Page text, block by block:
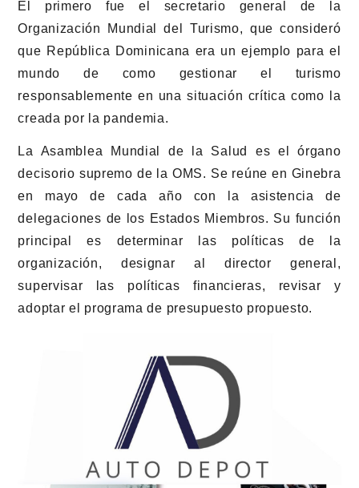
El primero fue el secretario general de la
Organización Mundial del Turismo, que consideró
que República Dominicana era un ejemplo para el
mundo de como gestionar el turismo
responsablemente en una situación crítica como la
creada por la pandemia.
La Asamblea Mundial de la Salud es el órgano
decisorio supremo de la OMS. Se reúne en Ginebra
en mayo de cada año con la asistencia de
delegaciones de los Estados Miembros. Su función
principal es determinar las políticas de la
organización, designar al director general,
supervisar las políticas financieras, revisar y
adoptar el programa de presupuesto propuesto.